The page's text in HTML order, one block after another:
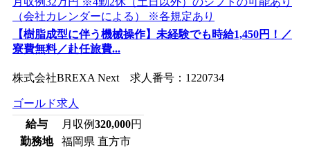
【樹脂成型に伴う機械操作】未経験でも時給1,450円！／
寮費無料／赴任旅費...
株式会社BREXA Next 求人番号：1220734
ゴールド求人
給与
月収例320,000円
勤務地
福岡県 直方市